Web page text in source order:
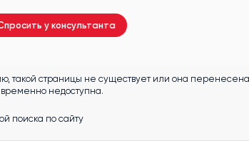
у консультанта
такой страницы не существует или она
недоступна.
поиска по сайту